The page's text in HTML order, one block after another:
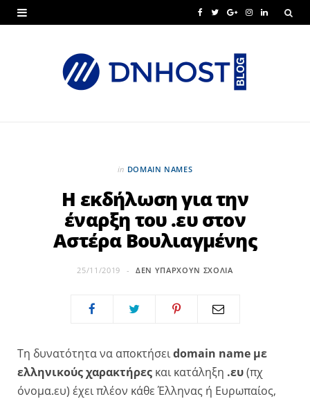
c
T
i
G
o
g
s
I L
in DOMAIN NAMES
Η εκδήλωση για την
έναρξη του .ευ στον
Αστέρα Βουλιαγμένης
25/11/2019 ΔΕΝ ΥΠΆΡΧΟΥΝ ΣΧΌΛΙΑ
Τη δυνατότητα να αποκτήσειdomain name με
ελληνικούς χαρακτήρες και κατάληξη .ευ(πχ
όνομα.ευ) έχει πλέον κάθε Έλληνας ή Ευρωπαίος,